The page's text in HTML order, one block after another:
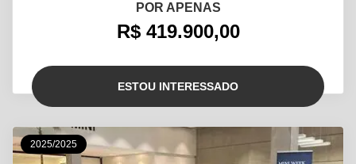
POR APENAS
R$ 419.900,00
ESTOU INTERESSADO
2025/2025